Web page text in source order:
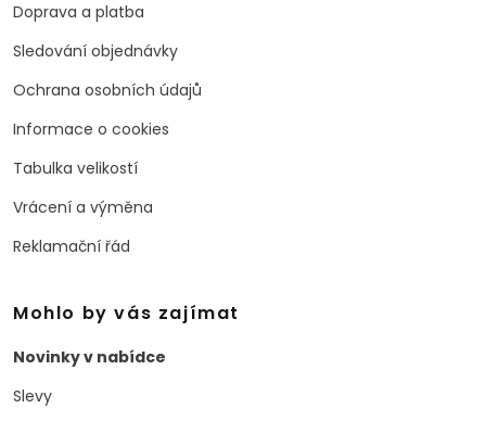
Doprava a platba
Sledování objednávky
Ochrana osobních údajů
Informace o cookies
Tabulka velikostí
Vrácení a výměna
Reklamační řád
Mohlo by vás zajímat
Novinky v nabídce
Slevy